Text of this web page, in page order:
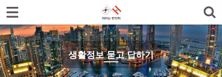
생활정보 묻고 답하기
로그인
한인회소개
공지사항
한글학교
Sketchbook5, 스케치북5